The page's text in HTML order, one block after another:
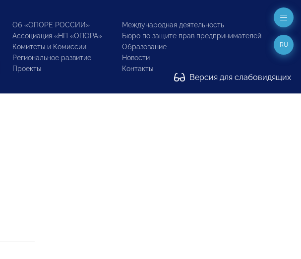
Об «ОПОРЕ РОССИИ»
Ассоциация «НП «ОПОРА»
Комитеты и Комиссии
Региональное развитие
Проекты
Международная деятельность
Бюро по защите прав предпринимателей
Образование
Новости
Контакты
Версия для слабовидящих
RU